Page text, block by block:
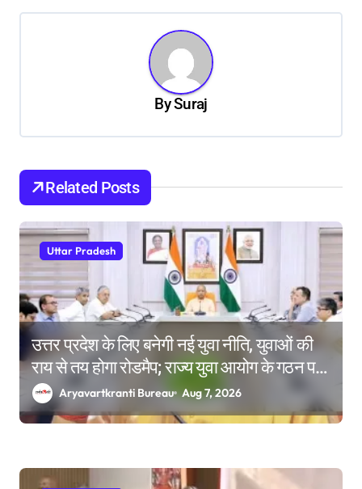
n
t
i
o
n
BySuraj
Related Posts
Uttar Pradesh
उत्तर प्रदेश के लिए बनेगी नई युवा नीति, युवाओं की
राय से तय होगा रोडमैप; राज्य युवा आयोग के गठन पर
भी मंथनAryavartkranti Bureau Aug 7, 2026